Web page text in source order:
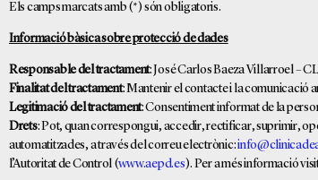
Els camps marcats amb (*) són obligatoris.
Informació bàsica sobre protecció de dades
Responsable del tractament: José Carlos Baeza Villarroel –
Finalitat del tractament: Mantenir el contacte i la comunicació
Legitimació del tractament: Consentiment informat de la
Drets: Pot, quan correspongui, accedir, rectificar, suprimir,
automatitzades, a través del correu electrònic:
l’Autoritat de Control (www.aepd.es). Per a més informació